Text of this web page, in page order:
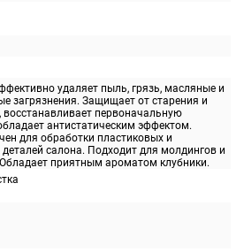
удаляет пыль, грязь, масляные и
загрязнения. Защищает от старения и
восстанавливает первоначальную
антистатическим эффектом.
для обработки пластиковых и
салона. Подходит для молдингов и
приятным ароматом клубники.